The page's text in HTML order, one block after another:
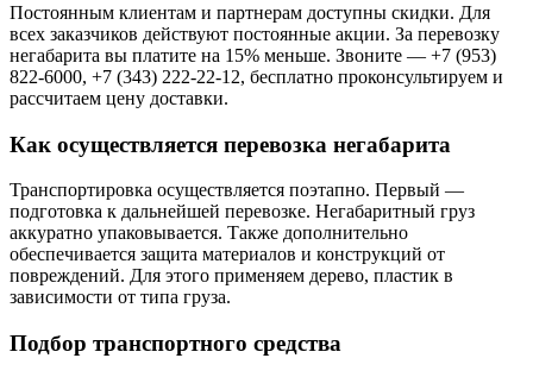
Постоянным клиентам и партнерам доступны скидки. Для
всех заказчиков действуют постоянные акции. За перевозку
негабарита вы платите на 15% меньше. Звоните — +7 (953)
822-6000, +7 (343) 222-22-12, бесплатно проконсультируем и
рассчитаем цену доставки.
Как осуществляется перевозка негабарита
Транспортировка осуществляется поэтапно. Первый —
подготовка к дальнейшей перевозке. Негабаритный груз
аккуратно упаковывается. Также дополнительно
обеспечивается защита материалов и конструкций от
повреждений. Для этого применяем дерево, пластик в
зависимости от типа груза.
Подбор транспортного средства